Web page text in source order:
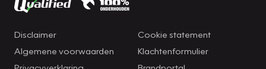
Disclaimer
Algemene voorwaarden
Cookie statement
Klachtenformulier